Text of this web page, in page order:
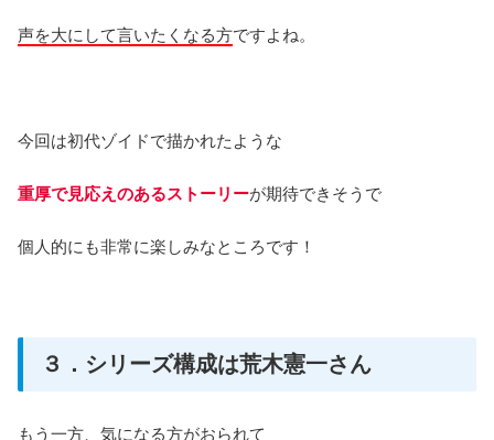
声を大にして言いたくなる方ですよね。
今回は初代ゾイドで描かれたような
重厚で見応えのあるストーリーが期待できそうで
個人的にも非常に楽しみなところです！
３．シリーズ構成は荒木憲一さん
もう一方、気になる方がおられて